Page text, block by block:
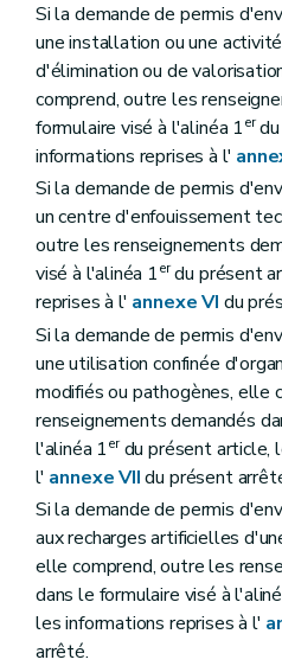
Si la demande de permis
une installation ou une
d'élimination ou de
comprend, outre les
formulaire visé à l'alinéa 1erdu
informations reprises à l'
Si la demande de permis
un centre d'enfouissement
outre les renseignements
visé à l'alinéa 1erdu présent
reprises à l' annexe VI du
Si la demande de permis
une utilisation confinée
modifiés ou pathogènes, elle
renseignements demandés
l'alinéa 1erdu présent article,
l' annexe VIIdu présent
Si la demande de permis
aux recharges artificielles
elle comprend, outre les
dans le formulaire visé à
les informations reprises à l'
arrêté.